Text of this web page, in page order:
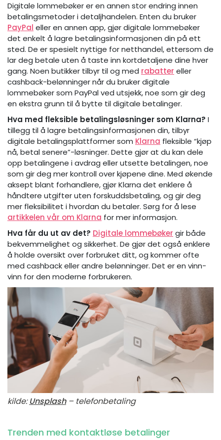
Digitale lommebøker er en annen stor endring innen
betalingsmetoder i detaljhandelen. Enten du bruker
PayPal eller en annen app, gjør digitale lommebøker
det enkelt å lagre betalingsinformasjonen din på ett
sted. De er spesielt nyttige for netthandel, ettersom de
lar deg betale uten å taste inn kortdetaljene dine hver
gang. Noen butikker tilbyr til og med rabatter eller
cashback-belønninger når du bruker digitale
lommebøker som PayPal ved utsjekk, noe som gir deg
en ekstra grunn til å bytte til digitale betalinger.
Hva med fleksible betalingsløsninger som Klarna? I
tillegg til å lagre betalingsinformasjonen din, tilbyr
digitale betalingsplattformer som Klarna fleksible “kjøp
nå, betal senere”-løsninger. Dette gjør at du kan dele
opp betalingene i avdrag eller utsette betalingen, noe
som gir deg mer kontroll over kjøpene dine. Med økende
aksept blant forhandlere, gjør Klarna det enklere å
håndtere utgifter uten forskuddsbetaling, og gir deg
mer fleksibilitet i hvordan du betaler. Sørg for å lese
artikkelen vår om Klarna for mer informasjon.
Hva får du ut av det? Digitale lommebøker gir både
bekvemmelighet og sikkerhet. De gjør det også enklere
å holde oversikt over forbruket ditt, og kommer ofte
med cashback eller andre belønninger. Det er en vinn-
vinn for den moderne forbrukeren.
kilde:Unsplash– telefonbetaling
Trenden med kontaktløse betalinger